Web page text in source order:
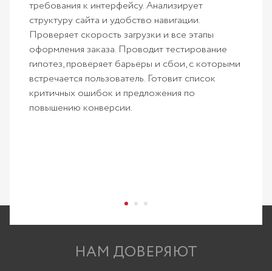
требования к интерфейсу. Анализирует
структуру сайта и удобство навигации.
Проверяет скорость загрузки и все этапы
оформления заказа. Проводит тестирование
гипотез, проверяет барьеры и сбои, с которыми
встречается пользователь. Готовит список
критичных ошибок и предложения по
повышению конверсии.
НАМ ДОВЕРЯЮТ